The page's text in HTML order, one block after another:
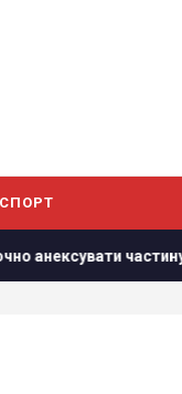
СПОРТ
частину Грузії,